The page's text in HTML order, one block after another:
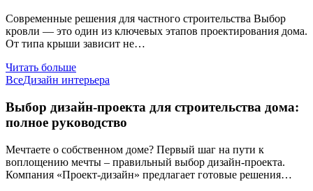
Современные решения для частного строительства Выбор
кровли — это один из ключевых этапов проектирования дома.
От типа крыши зависит не…
Читать больше
ВсеДизайн интерьера
Выбор дизайн-проекта для строительства дома:
полное руководство
Мечтаете о собственном доме? Первый шаг на пути к
воплощению мечты – правильный выбор дизайн-проекта.
Компания «Проект-дизайн» предлагает готовые решения…